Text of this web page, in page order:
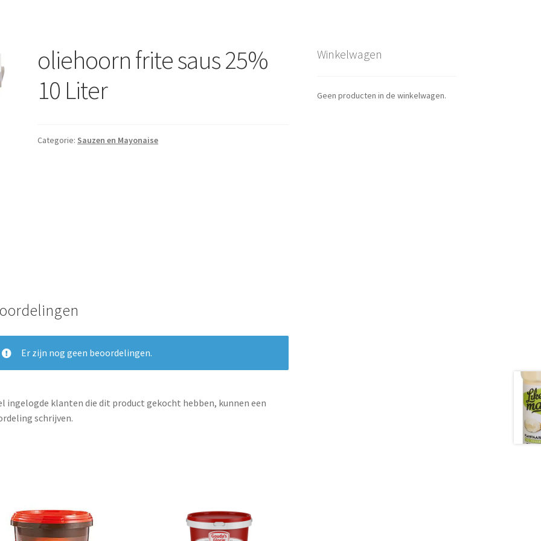
oliehoorn frite saus 25%
10 Liter
Categorie: Sauzen en Mayonaise
Er zijn nog geen beoordelingen.
ingelogde klanten die dit product gekocht hebben, kunnen een
schrijven.
Winkelwagen
Geen producten in de winkelwagen.